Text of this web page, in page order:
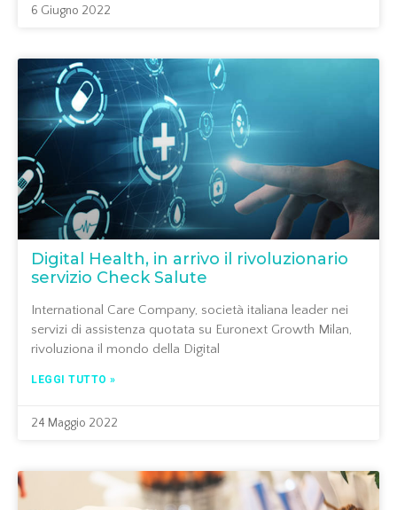
6 Giugno 2022
Digital Health, in arrivo il rivoluzionario
servizio Check Salute
International Care Company, società italiana leader nei
servizi di assistenza quotata su Euronext Growth Milan,
rivoluziona il mondo della Digital
LEGGI TUTTO »
24 Maggio 2022